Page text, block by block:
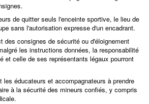
de quitter seuls l'enceinte sportive, le lieu de
sans l'autorisation expresse d'un encadrant.
des consignes de sécurité ou d'éloignement
les instructions données, la responsabilité
et celle de ses représentants légaux pourront
les éducateurs et accompagnateurs à prendre
à la sécurité des mineurs confiés, y compris